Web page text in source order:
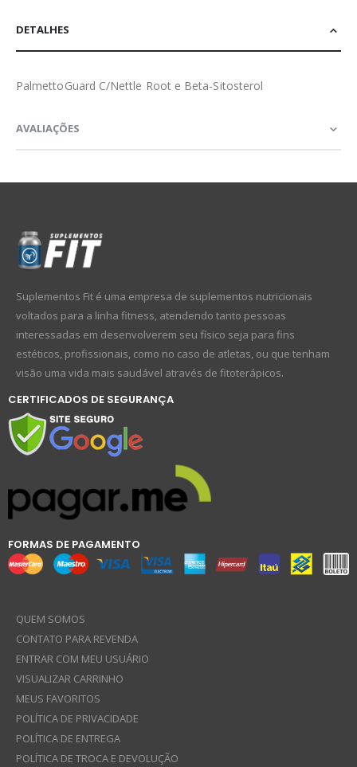
DETALHES
PalmettoGuard C/Nettle Root e Beta-Sitosterol
AVALIAÇÕES
Suplementos Fit é uma empresa de suplementos nutricionais
voltados para a linha fitness, atendendo tanto pessoas
interessadas em desenvolverem seu físico seja para fins
estéticos, profissionais, como no caso de atletas, ou que tenham
visão uma vida mais saudável através de fitoterápicos.
CERTIFICADOS DE SEGURANÇA
FORMAS DE PAGAMENTO
QUEM SOMOS
CONTATO PARA REVENDA
ENTRAR COM MEU USUÁRIO
VISUALIZAR CARRINHO
MEUS FAVORITOS
POLÍTICA DE PRIVACIDADE
POLÍTICA DE ENTREGA
POLÍTICA DE TROCA E DEVOLUÇÃO